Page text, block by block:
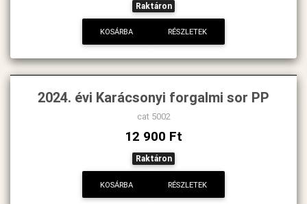
Raktáron
KOSÁRBA RÉSZLETEK
2024. évi Karácsonyi forgalmi sor PP
cat 5002
12 900 Ft
Raktáron
KOSÁRBA RÉSZLETEK